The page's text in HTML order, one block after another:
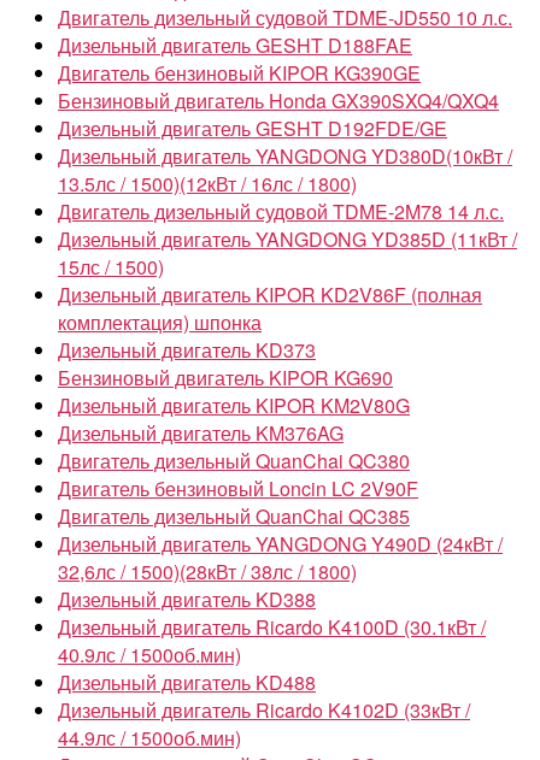
Двигатель дизельный судовой TDME-JD550 10 л.с.
Дизельный двигатель GESHT D188FAE
Двигатель бензиновый KIPOR KG390GE
Бензиновый двигатель Honda GX390SXQ4/QXQ4
Дизельный двигатель GESHT D192FDE/GE
Дизельный двигатель YANGDONG YD380D(10кВт /
13.5лс / 1500)(12кВт / 16лс / 1800)
Двигатель дизельный судовой TDME-2M78 14 л.с.
Дизельный двигатель YANGDONG YD385D (11кВт /
15лс / 1500)
Дизельный двигатель KIPOR KD2V86F (полная
комплектация) шпонка
Дизельный двигатель KD373
Бензиновый двигатель KIPOR KG690
Дизельный двигатель KIPOR KM2V80G
Дизельный двигатель KM376AG
Двигатель дизельный QuanChai QC380
Двигатель бензиновый Loncin LC 2V90F
Двигатель дизельный QuanChai QC385
Дизельный двигатель YANGDONG Y490D (24кВт /
32,6лс / 1500)(28кВт / 38лс / 1800)
Дизельный двигатель KD388
Дизельный двигатель Ricardo K4100D (30.1кВт /
40.9лс / 1500об.мин)
Дизельный двигатель KD488
Дизельный двигатель Ricardo K4102D (33кВт /
44.9лс / 1500об.мин)